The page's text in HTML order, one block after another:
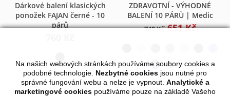
Dárkové balení klasických
ponožek FAJAN černé - 10
párů
ZDRAVOTNÍ - VÝHODNÉ
BALENÍ 10 PÁRŮ | Medic
740 Kč 651 Kč
Na našich webových stránkách používáme soubory cookies a
podobné technologie. Nezbytné cookies jsou nutné pro
správné fungování webu a nelze je vypnout. Analytické a
marketingové cookies používáme pouze na základě Vašeho